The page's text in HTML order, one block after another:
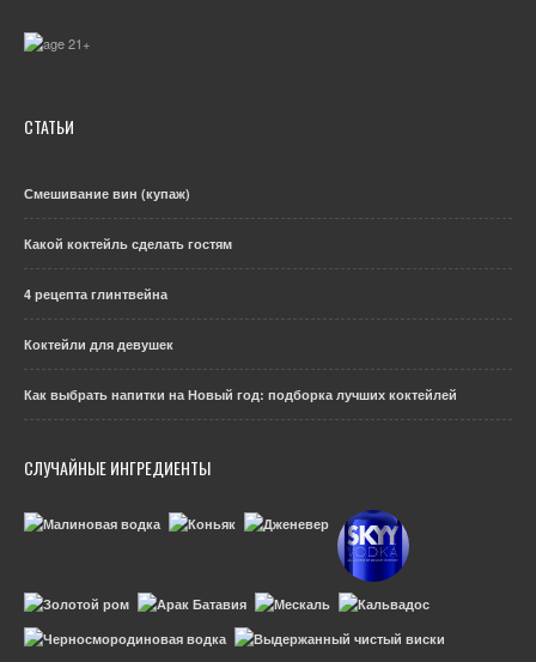
СТАТЬИ
Смешивание вин (купаж)
Какой коктейль сделать гостям
4 рецепта глинтвейна
Коктейли для девушек
Как выбрать напитки на Новый год: подборка лучших коктейлей
СЛУЧАЙНЫЕ ИНГРЕДИЕНТЫ